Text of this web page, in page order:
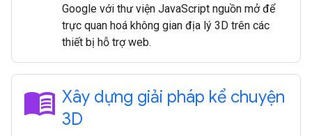
Google với thư viện JavaScript nguồn mở để
trực quan hoá không gian địa lý 3D trên các
thiết bị hỗ trợ web.
menu_book Xây dựng giải pháp kể chuyện
3D